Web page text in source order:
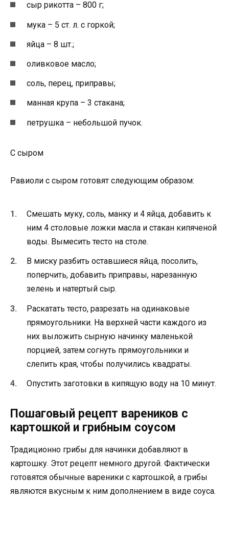
сыр рикотта – 800 г;
мука – 5 ст. л. с горкой;
яйца – 8 шт.;
оливковое масло;
соль, перец, приправы;
манная крупа – 3 стакана;
петрушка – небольшой пучок.
С сыром
Равиоли с сыром готовят следующим образом:
Смешать муку, соль, манку и 4 яйца, добавить к
ним 4 столовые ложки масла и стакан кипяченой
воды. Вымесить тесто на столе.
В миску разбить оставшиеся яйца, посолить,
поперчить, добавить приправы, нарезанную
зелень и натертый сыр.
Раскатать тесто, разрезать на одинаковые
прямоугольники. На верхней части каждого из
них выложить сырную начинку маленькой
порцией, затем согнуть прямоугольники и
слепить края, чтобы получились квадраты.
Опустить заготовки в кипящую воду на 10 минут.
Пошаговый рецепт вареников с
картошкой и грибным соусом
Традиционно грибы для начинки добавляют в
картошку. Этот рецепт немного другой. Фактически
готовятся обычные вареники с картошкой, а грибы
являются вкусным к ним дополнением в виде соуса.